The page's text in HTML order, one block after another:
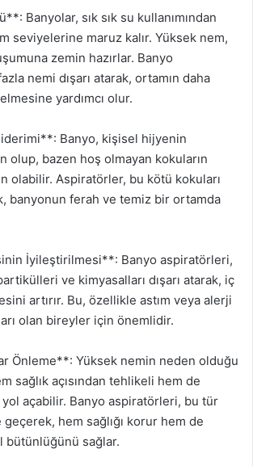
Banyolar, sık sık su kullanımından
seviyelerine maruz kalır. Yüksek nem,
zemin hazırlar. Banyo
nemi dışarı atarak, ortamın daha
yardımcı olur.
Banyo, kişisel hijyenin
olup, bazen hoş olmayan kokuların
olabilir. Aspiratörler, bu kötü kokuları
banyonun ferah ve temiz bir ortamda
İyileştirilmesi**: Banyo aspiratörleri,
ve kimyasalları dışarı atarak, iç
artırır. Bu, özellikle astım veya alerji
olan bireyler için önemlidir.
Önleme**: Yüksek nemin neden olduğu
sağlık açısından tehlikeli hem de
yol açabilir. Banyo aspiratörleri, bu tür
hem sağlığı korur hem de
bütünlüğünü sağlar.